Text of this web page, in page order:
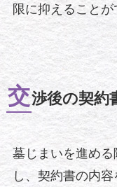
限に抑えることが
交渉後の契約
墓じまいを進め
し、契約書の内